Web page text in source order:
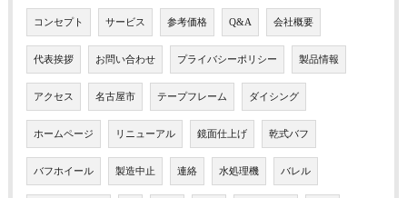
コンセプト サービス 参考価格 Q&A 会社概要
代表挨拶 お問い合わせ プライバシーポリシー 製品情報
アクセス 名古屋市 テープフレーム ダイシング
ホームページ リニューアル 鏡面仕上げ 乾式バフ
バフホイール 製造中止 連絡 水処理機 バレル